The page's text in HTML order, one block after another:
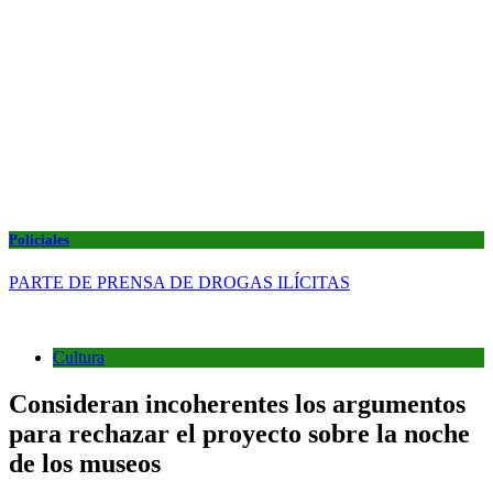
Policiales
PARTE DE PRENSA DE DROGAS ILÍCITAS
Cultura
Consideran incoherentes los argumentos
para rechazar el proyecto sobre la noche
de los museos